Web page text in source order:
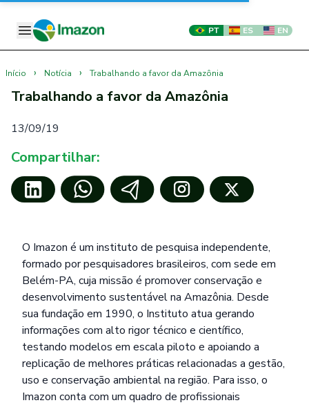
PT ES EN
Início › Notícia › Trabalhando a favor da Amazônia
Trabalhando a favor da Amazônia
13/09/19
Compartilhar:
O Imazon é um instituto de pesquisa independente,
formado por pesquisadores brasileiros, com sede em
Belém-PA, cuja missão é promover conservação e
desenvolvimento sustentável na Amazônia. Desde
sua fundação em 1990, o Instituto atua gerando
informações com alto rigor técnico e científico,
testando modelos em escala piloto e apoiando a
replicação de melhores práticas relacionadas a gestão,
uso e conservação ambiental na região. Para isso, o
Imazon conta com um quadro de profissionais